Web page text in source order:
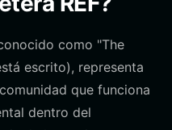
como "The
escrito), representa
que funciona
dentro del